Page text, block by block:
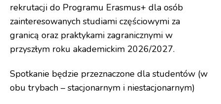
rekrutacji do Programu Erasmus+ dla osób
zainteresowanych studiami częściowymi za
granicą oraz praktykami zagranicznymi w
przyszłym roku akademickim 2026/2027.
Spotkanie będzie przeznaczone dla studentów (w
obu trybach – stacjonarnym i niestacjonarnym)